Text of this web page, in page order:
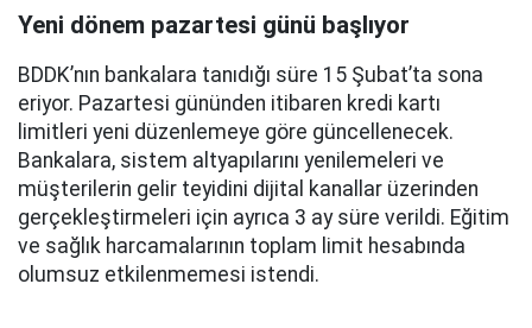
Yeni dönem pazartesi günü başlıyor
BDDK’nın bankalara tanıdığı süre 15 Şubat’ta sona
eriyor. Pazartesi gününden itibaren kredi kartı
limitleri yeni düzenlemeye göre güncellenecek.
Bankalara, sistem altyapılarını yenilemeleri ve
müşterilerin gelir teyidini dijital kanallar üzerinden
gerçekleştirmeleri için ayrıca 3 ay süre verildi. Eğitim
ve sağlık harcamalarının toplam limit hesabında
olumsuz etkilenmemesi istendi.